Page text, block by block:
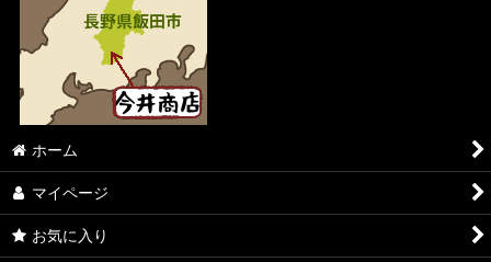
ホーム
マイページ
お気に入り